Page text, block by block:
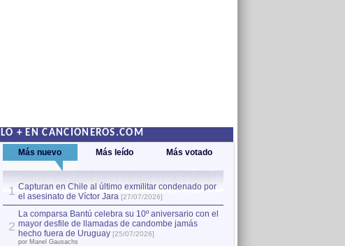
LO + EN CANCIONEROS.COM
Más nuevo Más leído Más votado
1 Capturan en Chile al último exmilitar condenado por
el asesinato de Víctor Jara [27/07/2026]
2
La comparsa Bantú celebra su 10º aniversario con el
mayor desfile de llamadas de candombe jamás
hecho fuera de Uruguay [25/07/2026]
por Manel Gausachs